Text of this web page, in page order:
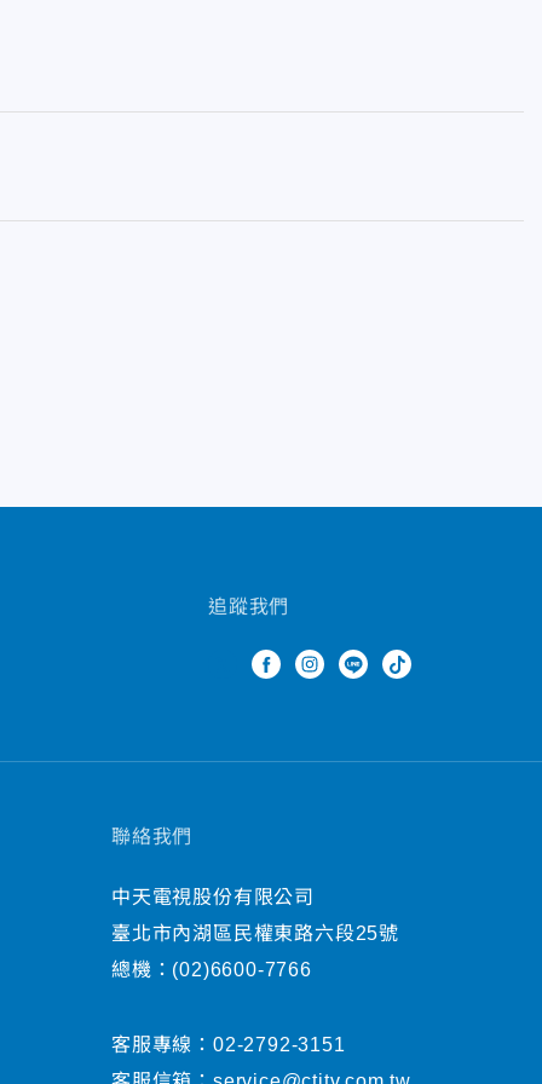
追蹤我們
聯絡我們
中天電視股份有限公司
臺北市內湖區民權東路六段25號
總機： (02)6600-7766
客服專線： 02-2792-3151